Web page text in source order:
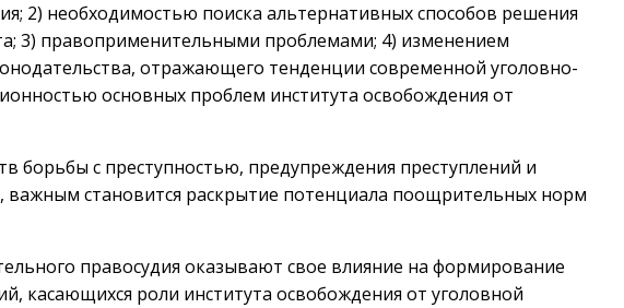
2) необходимостью поиска альтернативных способов решения
3) правоприменительными проблемами; 4) изменением
отражающего тенденции современной уголовно-
основных проблем института освобождения от
борьбы с преступностью, предупреждения преступлений и
важным становится раскрытие потенциала поощрительных норм
правосудия оказывают свое влияние на формирование
касающихся роли института освобождения от уголовной